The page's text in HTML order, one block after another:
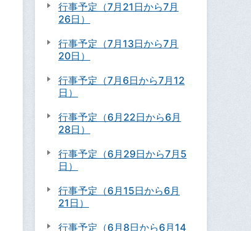
行事予定（7月21日から7月
26日）
行事予定（7月13日から7月
20日）
行事予定（7月6日から7月12
日）
行事予定（6月22日から6月
28日）
行事予定（6月29日から7月5
日）
行事予定（6月15日から6月
21日）
行事予定（6月8日から6月14